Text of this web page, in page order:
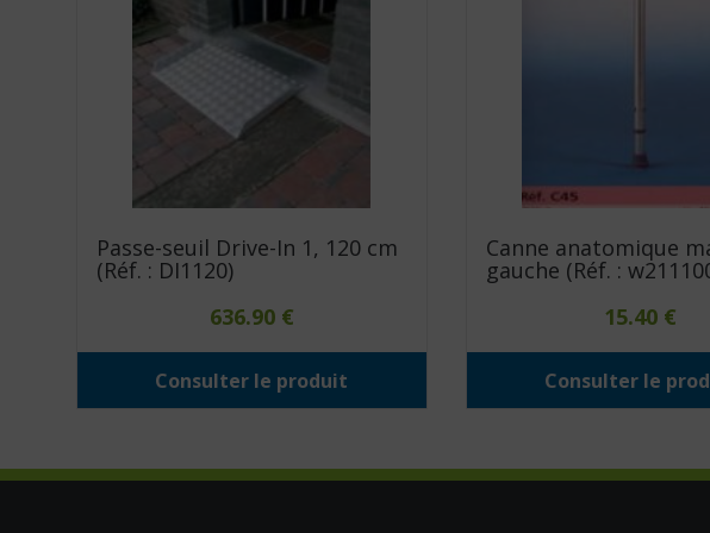
Passe-seuil Drive-In 1, 120 cm
(Réf. : DI1120)
636.90 €
Consulter le produit
Canne anatomique
gauche (Réf. :
15.40 €
Consulter le